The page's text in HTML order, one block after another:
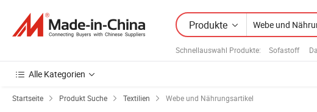
Produkte
Schnellauswahl Produkte: Sofastoff
Alle Kategorien
Startseite Produkt Suche Textilien Webe und Nährungsartikel